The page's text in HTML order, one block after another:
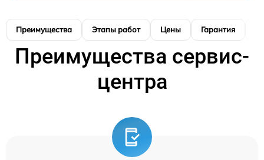
Преимущества Этапы работ Цены Гарантия
Преимущества сервис-
центра